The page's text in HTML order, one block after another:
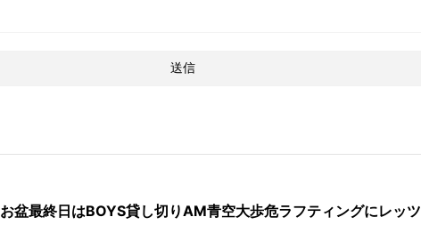
お盆最終日はBOYS貸し切りAM青空大歩危ラフティングにレッツ